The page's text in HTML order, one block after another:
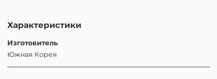
Характеристики
Изготовитель
Южная Корея